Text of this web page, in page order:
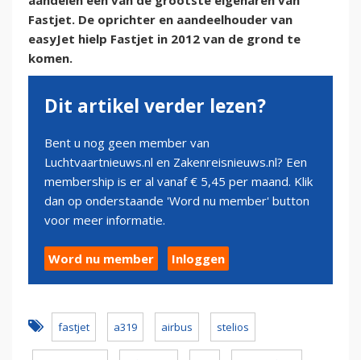
Fastjet. De oprichter en aandeelhouder van
easyJet hielp Fastjet in 2012 van de grond te
komen.
Dit artikel verder lezen?
Bent u nog geen member van
Luchtvaartnieuws.nl en Zakenreisnieuws.nl? Een
membership is er al vanaf € 5,45 per maand. Klik
dan op onderstaande 'Word nu member' button
voor meer informatie.
Word nu member Inloggen
fastjet a319 airbus stelios